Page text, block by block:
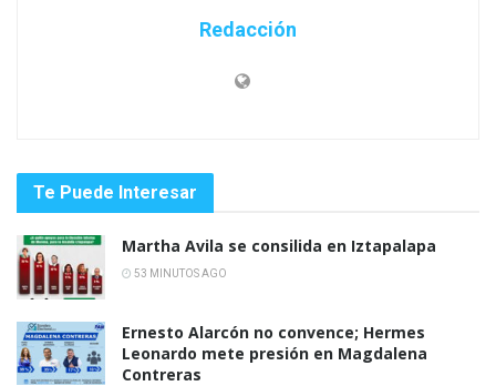
Redacción
Te Puede Interesar
Martha Avila se consilida en Iztapalapa
53 MINUTOS AGO
Ernesto Alarcón no convence; Hermes
Leonardo mete presión en Magdalena
Contreras